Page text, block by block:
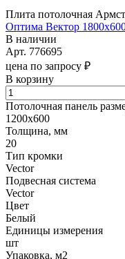
Плита потолочная
Оптима Вектор
В наличии
Арт. 776695
цена по запросу ₽
В корзину
Потолочная панель
1200х600
Толщина, мм
20
Тип кромки
Vector
Подвесная система
Vector
Цвет
Белый
Единицы измерения
шт
Упаковка, м2